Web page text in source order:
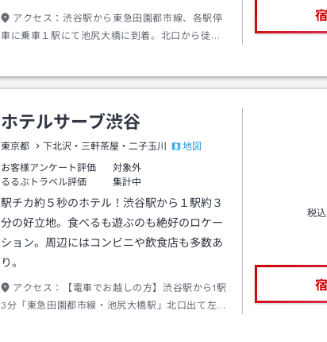
アクセス： 渋谷駅から東急田園都市線、各駅停
車に乗車１駅にて池尻大橋に到着。北口から徒歩
ホテルサーブ渋谷
東京都 下北沢・三軒茶屋・二子玉川
地図
お客様アンケート評価
対象外
るるぶトラベル評価
集計中
駅チカ約５秒のホテル！渋谷駅から１駅約３
分の好立地。食べるも遊ぶのも絶好のロケー
ション。周辺にはコンビニや飲食店も多数あ
り。
アクセス：
【電車でお越しの方】渋谷駅から1駅
3分「東急田園都市線・池尻大橋駅」北口出て左手
税込